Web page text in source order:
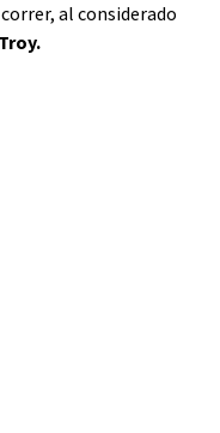
al considerado